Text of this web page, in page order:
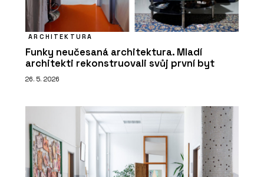
ARCHITEKTURA
Funky neučesaná architektura. Mladí
architekti rekonstruovali svůj první byt
26. 5. 2026